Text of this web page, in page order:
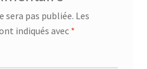
sera pas publiée. Les
indiqués avec *